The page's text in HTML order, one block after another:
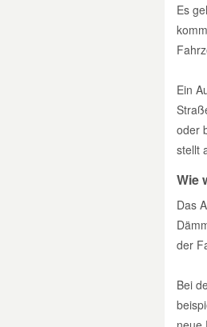
Es
Ein
oder
stellt
Wie
Das
der
Bei